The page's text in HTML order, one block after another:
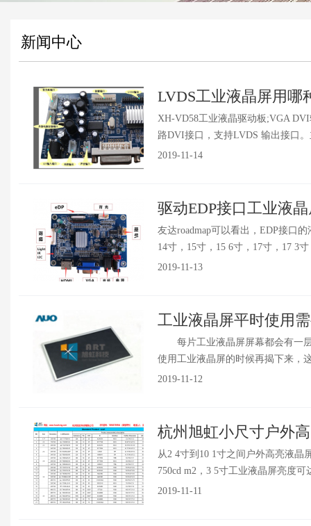
新闻中心
LVDS工业液晶屏用哪
XH-VD58工业液晶驱动板;VGA
路DVI接口，支持LVDS 输出接口
2019-11-14
驱动EDP接口工业液
友达roadmap可以看出，EDP接口
14寸，15寸，15 6寸，17寸，17 3
2019-11-13
工业液晶屏平时使用
每片工业液晶屏屏幕都会有一层
使用工业液晶屏的时候再揭下来，
2019-11-12
杭州旭虹小尺寸户外
从2 4寸到10 1寸之间户外高亮液晶
750cd m2，3 5寸工业液晶屏亮度可
2019-11-11